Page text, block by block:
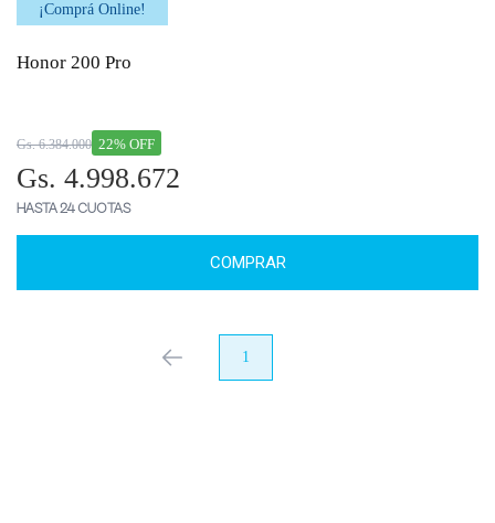
¡Comprá Online!
Honor 200 Pro
22% OFF
Gs. 6.384.000
Gs. 4.998.672
HASTA 24 CUOTAS
COMPRAR
anterior 1